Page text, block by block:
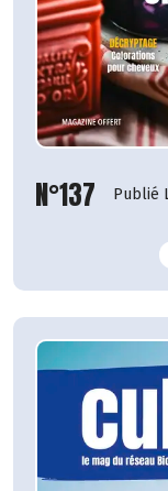
N°137 Publié